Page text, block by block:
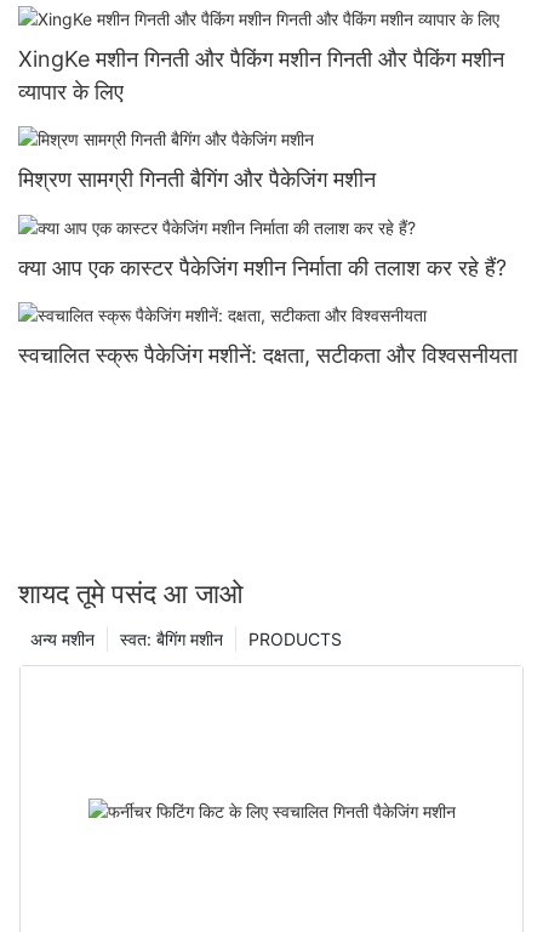
XingKe मशीन गिनती और पैकिंग मशीन गिनती और पैकिंग मशीन
व्यापार के लिए
मिश्रण सामग्री गिनती बैगिंग और पैकेजिंग मशीन
क्या आप एक कास्टर पैकेजिंग मशीन निर्माता की तलाश कर रहे हैं?
स्वचालित स्क्रू पैकेजिंग मशीनें: दक्षता, सटीकता और विश्वसनीयता
शायद तूमे पसंद आ जाओ
PRODUCTS
स्वत: बैगिंग मशीन
अन्य मशीन